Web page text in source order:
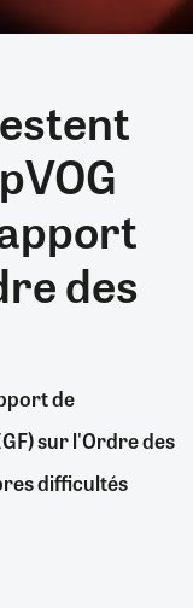
des
de
sur l'Ordre des
difficultés